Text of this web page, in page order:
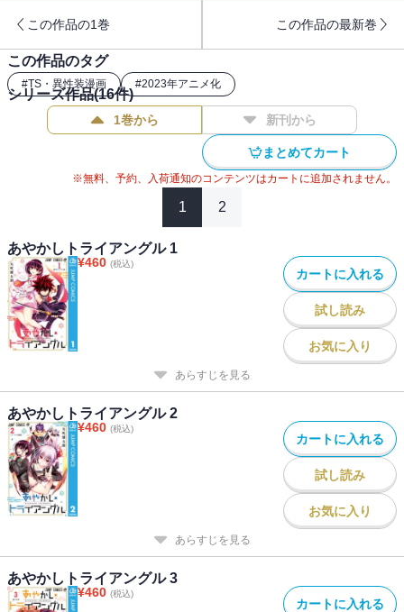
この作品の1巻 この作品の最新巻
この作品のタグ
#TS・異性装漫画 #2023年アニメ化
シリーズ作品(16件)
1巻から 新刊から
まとめてカート
※無料、予約、入荷通知のコンテンツはカートに追加されません。
1 2
あやかしトライアングル 1
¥460 (税込)
カートに入れる
試し読み
お気に入り
あらすじを見る
あやかしトライアングル 2
¥460 (税込)
カートに入れる
試し読み
お気に入り
あらすじを見る
あやかしトライアングル 3
¥460 (税込)
カートに入れる